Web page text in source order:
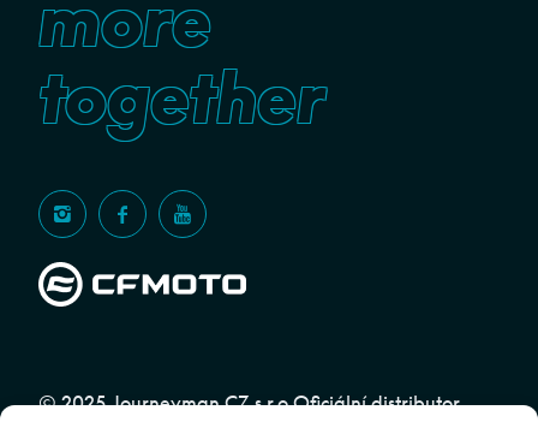
more
together
© 2025 Journeyman CZ s.r.o Oficiální distributor